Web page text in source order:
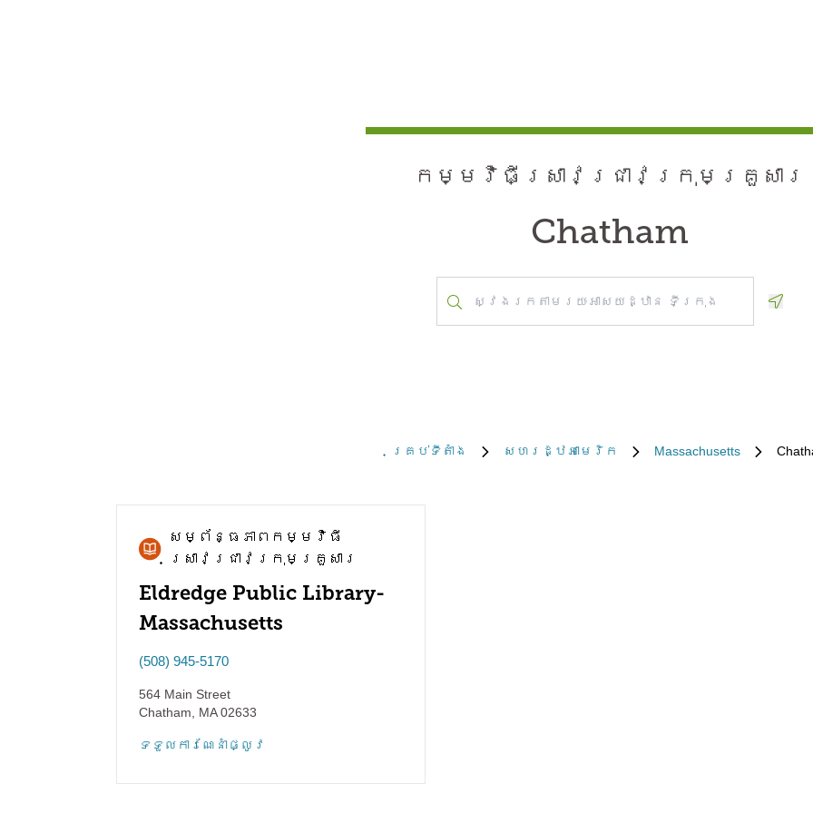
កម្មវិធី​ស្រាវជ្រាវ​ក្រុមគ្រួសារ
Chatham
គ្រប់​ទីតាំង សហរដ្ឋអាមេរិក Massachusetts
សម្ព័ន្ធភាព​កម្មវិធី​
ស្រាវជ្រាវ​ក្រុមគ្រួសារ
Eldredge Public Library-
Massachusetts
(508) 945-5170
564 Main Street
Chatham
MA02633
ទទួល​ការណែនាំ​ផ្លូវ